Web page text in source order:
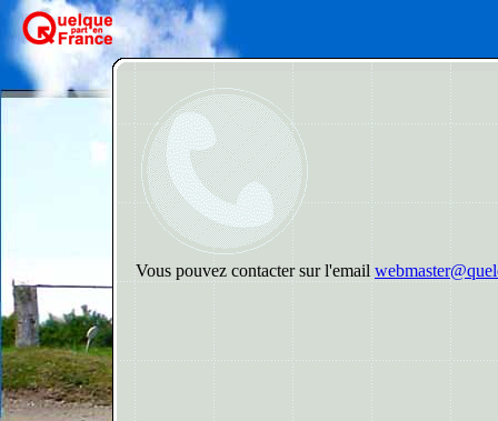
Vous pouvez contacter sur l'email